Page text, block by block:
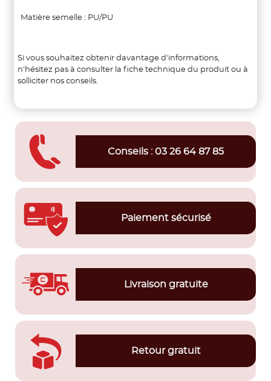
Matière semelle : PU/PU
Si vous souhaitez obtenir davantage d'informations,
n'hésitez pas à consulter la fiche technique du produit ou à
solliciter nos conseils.
Conseils : 03 26 64 87 85
Paiement sécurisé
Livraison gratuite
Retour gratuit